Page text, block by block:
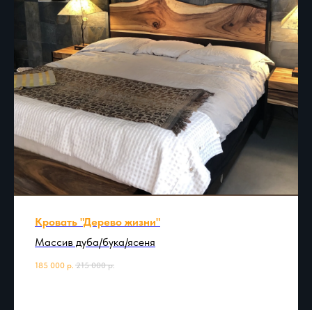
Кровать "Дерево жизни"
Массив дуба/бука/ясеня
185 000 р. 215 000 р.